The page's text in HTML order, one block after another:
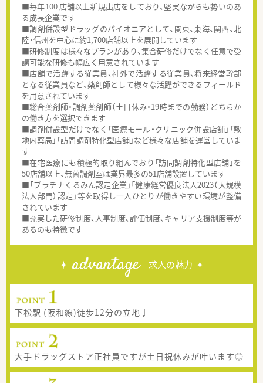
■毎年100 店舗以上新規出店をしており、堅実ながらも勢いのあ
る成長企業です
■調剤併設型ドラッグのパイオニアとして、関東、東海、関西、北
陸・信州を中心に約1,700店舗以上を展開しています
■研修制度は様々なプランがあり、集合研修だけでなく任意で受
講可能な研修も幅広く用意されています
■店舗で活躍する従業員、社外で活躍する従業員、将来経営幹部
となる従業員など、薬剤師として様々な活躍ができるフィールド
を用意されています
■総合薬剤師・調剤薬剤師（土日休み・19時までの勤務）どちらか
の働き方を選択できます
■調剤併設型だけでなく「医療モール・クリニック併設店舗」「敷
地内薬局」「訪問調剤特化型店舗」など様々な店舗を運営していま
す
■在宅医療にも積極的取り組んでおり「訪問調剤特化型店舗」を
50店舗以上、無菌調剤室は業界最多の51店舗設置しています
■「プラチナくるみん認定企業」「健康経営優良法人2023（大規模
法人部門）認定」等を取得し一人ひとりが働きやすい環境が整備
されています
■充実した研修制度、人事制度、評価制度、キャリア支援制度等が
あるのも特徴です
advantage 求人の魅力
下松駅 (阪和線)徒歩12分の立地♩
大手ドラッグストア正社員ですが土日祝休みが叶います◎